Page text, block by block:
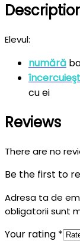
Elevul:
numără
cu ei
Reviews
There are no
Be the first to
Adresa ta de
obligatorii sunt
Your rating *